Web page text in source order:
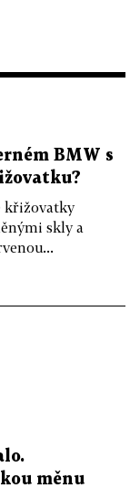
BMW s
křižovatky
skly a
měnu